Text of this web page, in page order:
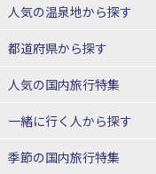
東北
青森県
宮城県
山形県
関東
北海道ホテル・旅館
青森県ホテル・旅館
宮城県ホテル・旅館
山形県ホテル・旅館
人気の温泉地から探す
北海道
湯の川温泉(北海道)
十勝川温泉(北海道)
洞爺湖温泉(北海道)
都道府県から探す
北海道旅行・ツアー
東北
人気の国内旅行特集
東京ディズニーリゾート®へ
一緒に行く人から探す
一人旅 国内版
季節の国内旅行特集